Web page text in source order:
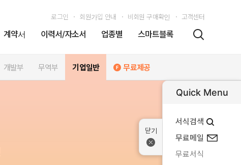
계약서 이력서/자소서 업종별 스마트블록
로그인 회원가입 안내 비회원 구매확인 고객센터
개발부 무역부 기업일반 무료제공
Quick Menu
서식검색
무료메일
무료서식